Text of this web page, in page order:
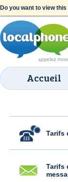
Do you want to view
Accueil
Tarifs
Tarifs